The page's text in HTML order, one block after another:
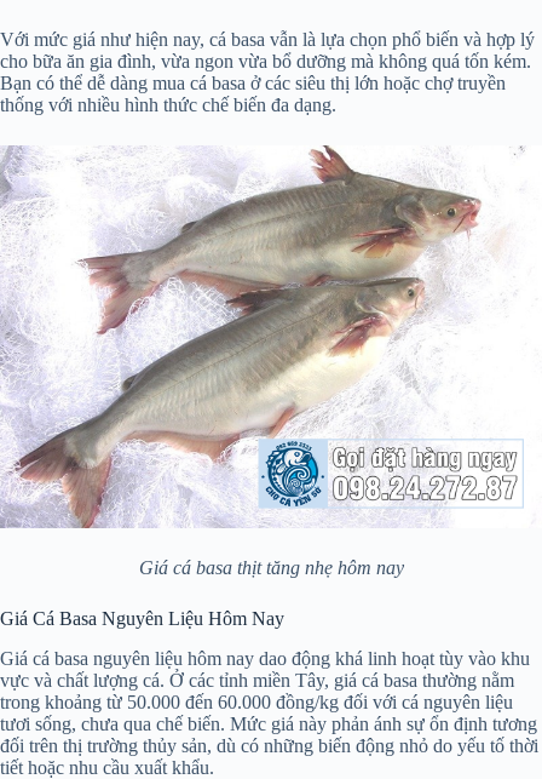
Với mức giá như hiện nay, cá basa vẫn là lựa chọn phổ biến và hợp lý
cho bữa ăn gia đình, vừa ngon vừa bổ dưỡng mà không quá tốn kém.
Bạn có thể dễ dàng mua cá basa ở các siêu thị lớn hoặc chợ truyền
thống với nhiều hình thức chế biến đa dạng.
Giá cá basa thịt tăng nhẹ hôm nay
Giá Cá Basa Nguyên Liệu Hôm Nay
Giá cá basa nguyên liệu hôm nay dao động khá linh hoạt tùy vào khu
vực và chất lượng cá. Ở các tỉnh miền Tây, giá cá basa thường nằm
trong khoảng từ 50.000 đến 60.000 đồng/kg đối với cá nguyên liệu
tươi sống, chưa qua chế biến. Mức giá này phản ánh sự ổn định tương
đối trên thị trường thủy sản, dù có những biến động nhỏ do yếu tố thời
tiết hoặc nhu cầu xuất khẩu.